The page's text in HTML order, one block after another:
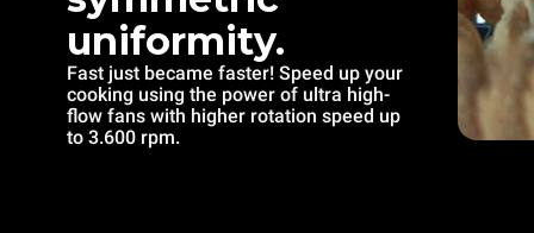
uniformity.
Fast just became faster! Speed up your
cooking using the power of ultra high-
flow fans with higher rotation speed up
to 3.600 rpm.